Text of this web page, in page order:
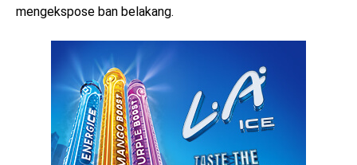
mengekspose ban belakang.